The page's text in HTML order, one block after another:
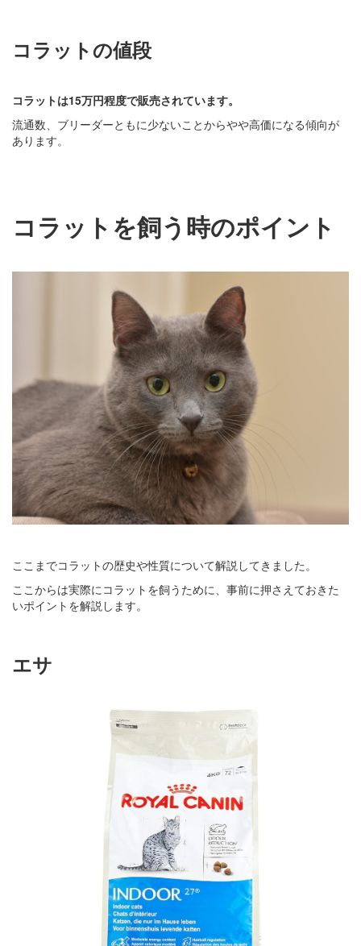
コラットの値段
コラットは15万円程度で販売されています。
流通数、ブリーダーともに少ないことからやや高価になる傾向が
あります。
コラットを飼う時のポイント
ここまでコラットの歴史や性質について解説してきました。
ここからは実際にコラットを飼うために、事前に押さえておきた
いポイントを解説します。
エサ